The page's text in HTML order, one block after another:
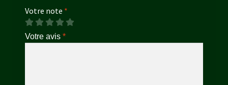
Votre note *
Votre avis *